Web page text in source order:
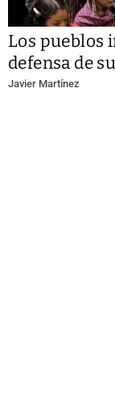
Los pueblos
defensa de
Javier Martínez